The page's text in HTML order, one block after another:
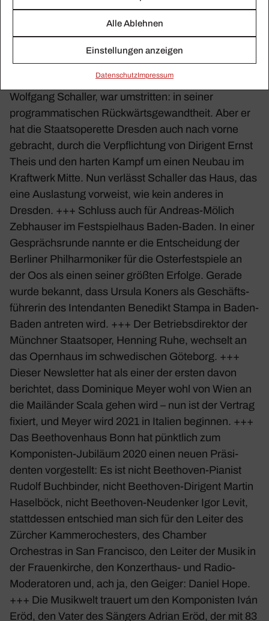
Alle Ablehnen
Einstellungen anzeigen
Daten­schutzImpressum
Händel­fest­spiele in Göttingen arbeiten. Wolff gilt als
gewiefter Manager und ist gleich­zeitig auch Musiker.
+++ Der Inten­dant der Staats­ope­rette
Wolf­gang Schaller, war umstritten: in seiner
program­ma­ti­schen Rück­wärts­ge­wandt­heit. Aber er
hat die Staats­ope­rette Dresden auch nach vorne
gebracht, durch die Verpflich­tung von Diri­gent Ernst
Theis und den harten Kampf um einen Neubau im
Kraft­werk Mitte. Nun verlässt Schaller das Haus, das
eine Auslas­tung vorweist, wie kein anderes in
Dresden. +++ Schluss auch für Andreas-Mölich
Zebhauser im Fest­spiel­haus Baden-Baden. In einer
Gesprächs­runde nannte er die Entschei­dung der
Berliner Phil­har­mo­niker für die Oster­fest­spiele an
der Oos als einen seiner größten Erfolge. Gerade
wurde bekannt, dass Ursula Koners als Geschäfts­
füh­rerin des Inten­danten Bene­dikt Stampa in Baden-
Baden antreten wird. +++ Der Betriebs­di­rektor der
Münchner Staats­oper, Henning Ruhe, wech­selt an
das Opern­haus im schwe­di­schen Göte­borg. +++
Dieser News­letter hat als einer der ersten davon
berichtet, dass Domi­nique Meyer wohl von Wien an
die Mailänder Scala gehen wird – nun ist der Vertrag
fixiert, und Meyer wird 2021 in Italien beginnen. +++
Das Beet­ho­ven­haus Bonn hat pünkt­lich zum
Kompo­nisten-Jubi­läum 2020 einen neuen Präsi­
denten vorge­stellt: Es ist nicht Beet­hoven-Pianist
Rudolf Buch­binder, nicht Beet­hoven-Diri­gent Martin
Hasel­böck, nicht Beet­hoven-Neudenker Igor Levit,
statt­dessen entschied man sich für den Leiter des
Zürcher Kammero­ches­ters, des Chamber
Orchestras in San Fran­cisco, den Leiter der Musik in
der Frau­en­kirche, den Konzert­haus- und Radio-
Mode­ra­toren und, ach ja, den Geiger: Daniel Hope.
+++ Die Musik­welt trauert um den Kompo­nisten Iván
Eröd, den Vater des Sängers Adrian Eröd, der mit 83